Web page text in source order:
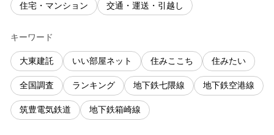
住宅・マンション 交通・運送・引越し
キーワード
大東建託 いい部屋ネット 住みここち 住みたい
全国調査 ランキング 地下鉄七隈線 地下鉄空港線
筑豊電気鉄道 地下鉄箱崎線